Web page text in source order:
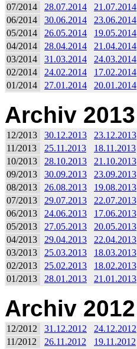
07/2014
28.07.2014 21.07.2014
06/2014
30.06.2014 23.06.2014
05/2014
26.05.2014 19.05.2014
04/2014
28.04.2014 21.04.2014
03/2014
31.03.2014 24.03.2014
02/2014
24.02.2014 17.02.2014
01/2014
27.01.2014 20.01.2014
Archiv 2013
12/2013 30.12.2013 23.12.2013
11/2013
25.11.2013 18.11.2013
10/2013
28.10.2013 21.10.2013
09/2013
30.09.2013 23.09.2013
08/2013
26.08.2013 19.08.2013
07/2013
29.07.2013 22.07.2013
06/2013
24.06.2013 17.06.2013
05/2013
27.05.2013 20.05.2013
04/2013
29.04.2013 22.04.2013
03/2013
25.03.2013 18.03.2013
02/2013
25.02.2013 18.02.2013
01/2013
28.01.2013 21.01.2013
Archiv 2012
12/2012 31.12.2012 24.12.2012
11/2012
26.11.2012 19.11.2012